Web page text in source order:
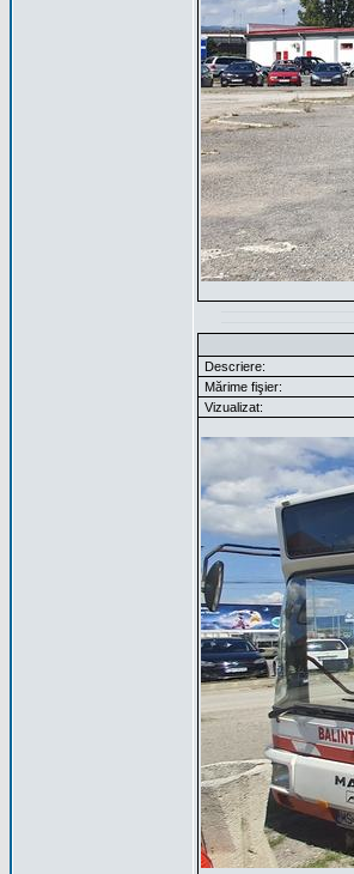
Descriere:
Mărime fişier:
Vizualizat: